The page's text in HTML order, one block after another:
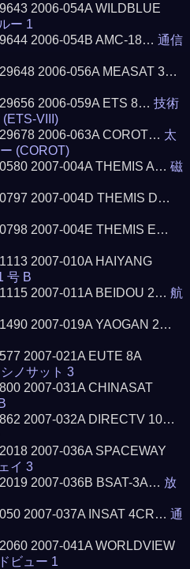
2006-054A WILDBLUE
ー 1
2006-054B AMC-18…通信
2006-056A MEASAT 3…
2006-059A ETS 8…技術
(ETS-VIII)
2006-063A COROT… 太
(COROT)
2007-004A THEMIS A…磁
2007-004D THEMIS D…
2007-004E THEMIS E…
2007-010A HAIYANG
号 B
2007-011A BEIDOU 2…航
2007-019A YAOGAN 2…
2007-021A EUTE 8A
ノサット 3
2007-031A CHINASAT
2007-032A DIRECTV 10…
2007-036A SPACEWAY
イ 3
2007-036B BSAT-3A… 放
2007-037A INSAT 4CR…通
2007-041A WORLDVIEW
ビュー 1